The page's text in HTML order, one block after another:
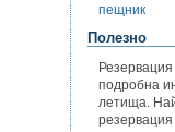
пещник
Полезно
подробна
летища.